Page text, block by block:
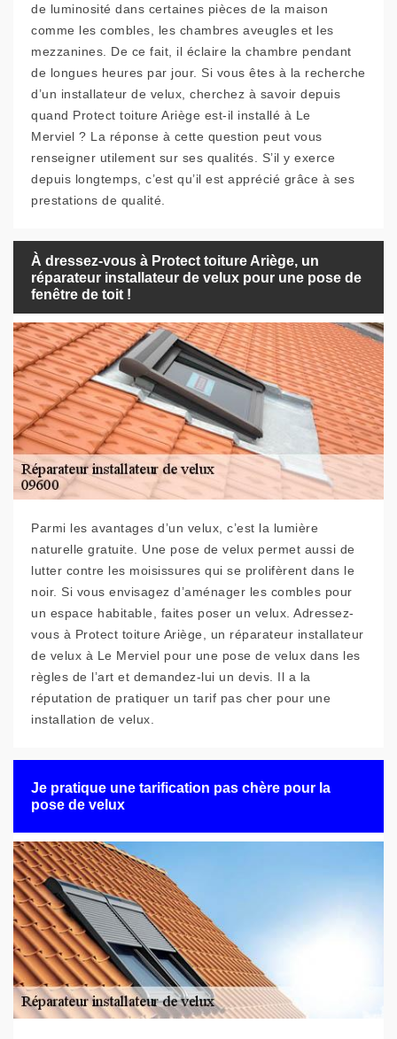
de luminosité dans certaines pièces de la maison
comme les combles, les chambres aveugles et les
mezzanines. De ce fait, il éclaire la chambre pendant
de longues heures par jour. Si vous êtes à la recherche
d’un installateur de velux, cherchez à savoir depuis
quand Protect toiture Ariège est-il installé à Le
Merviel ? La réponse à cette question peut vous
renseigner utilement sur ses qualités. S’il y exerce
depuis longtemps, c’est qu’il est apprécié grâce à ses
prestations de qualité.
À dressez-vous à Protect toiture Ariège, un
réparateur installateur de velux pour une pose de
fenêtre de toit !
Parmi les avantages d’un velux, c’est la lumière
naturelle gratuite. Une pose de velux permet aussi de
lutter contre les moisissures qui se prolifèrent dans le
noir. Si vous envisagez d’aménager les combles pour
un espace habitable, faites poser un velux. Adressez-
vous à Protect toiture Ariège, un réparateur installateur
de velux à Le Merviel pour une pose de velux dans les
règles de l’art et demandez-lui un devis. Il a la
réputation de pratiquer un tarif pas cher pour une
installation de velux.
Je pratique une tarification pas chère pour la
pose de velux